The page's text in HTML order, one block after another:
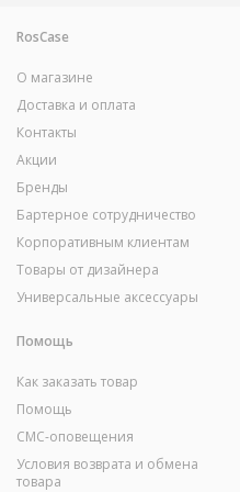
RosCase
О магазине
Доставка и оплата
Контакты
Акции
Бренды
Бартерное сотрудничество
Корпоративным клиентам
Товары от дизайнера
Универсальные аксессуары
Помощь
Как заказать товар
Помощь
СМС-оповещения
Условия возврата и обмена
товара